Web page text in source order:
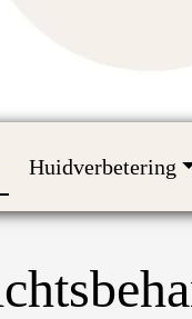
Huidverbetering